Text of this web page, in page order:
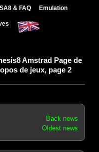
& FAQ Emulation
Amstrad Page de
de jeux, page 2
Back news
Oldest news